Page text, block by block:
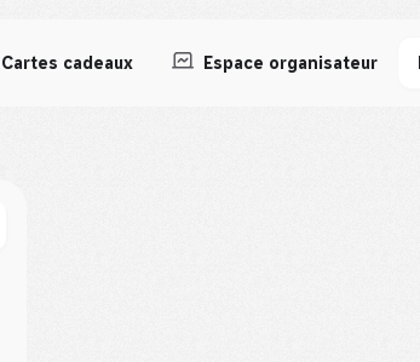
Cartes cadeaux Espace organisateur